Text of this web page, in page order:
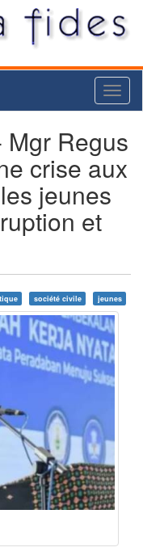
Mgr Regus
crise aux
jeunes
et
société civile jeunes